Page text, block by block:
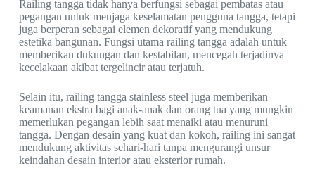
Railing tangga tidak hanya berfungsi sebagai pembatas atau
pegangan untuk menjaga keselamatan pengguna tangga, tetapi
juga berperan sebagai elemen dekoratif yang mendukung
estetika bangunan. Fungsi utama railing tangga adalah untuk
memberikan dukungan dan kestabilan, mencegah terjadinya
kecelakaan akibat tergelincir atau terjatuh.
Selain itu, railing tangga stainless steel juga memberikan
keamanan ekstra bagi anak-anak dan orang tua yang mungkin
memerlukan pegangan lebih saat menaiki atau menuruni
tangga. Dengan desain yang kuat dan kokoh, railing ini sangat
mendukung aktivitas sehari-hari tanpa mengurangi unsur
keindahan desain interior atau eksterior rumah.